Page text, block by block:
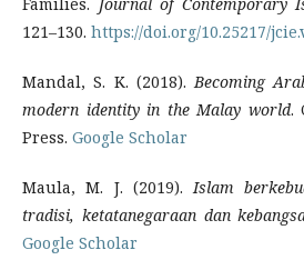
121–130. https://doi.org/10.25217/
Mandal, S. K. (2018). Becoming
modern identity in the Malay world.
Press. Google Scholar
Maula, M. J. (2019). Islam
tradisi, ketatanegaraan dan
Google Scholar